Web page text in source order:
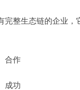
完整生态链的企业
合作
成功